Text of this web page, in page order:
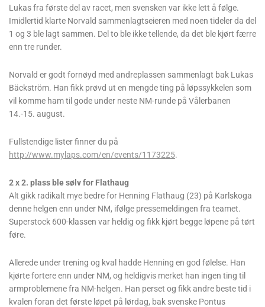
Lukas fra første del av racet, men svensken var ikke lett å følge.
Imidlertid klarte Norvald sammenlagtseieren med noen tideler da del
1 og 3 ble lagt sammen. Del to ble ikke tellende, da det ble kjørt færre
enn tre runder.
Norvald er godt fornøyd med andreplassen sammenlagt bak Lukas
Bäckström. Han fikk prøvd ut en mengde ting på løpssykkelen som
vil komme ham til gode under neste NM-runde på Vålerbanen
14.-15. august.
Fullstendige lister finner du på
http://www.mylaps.com/en/events/1173225.
2 x 2. plass ble sølv for Flathaug
Alt gikk radikalt mye bedre for Henning Flathaug (23) på Karlskoga
denne helgen enn under NM, ifølge pressemeldingen fra teamet.
Superstock 600-klassen var heldig og fikk kjørt begge løpene på tørt
føre.
Allerede under trening og kval hadde Henning en god følelse. Han
kjørte fortere enn under NM, og heldigvis merket han ingen ting til
armproblemene fra NM-helgen. Han perset og fikk andre beste tid i
kvalen foran det første løpet på lørdag, bak svenske Pontus